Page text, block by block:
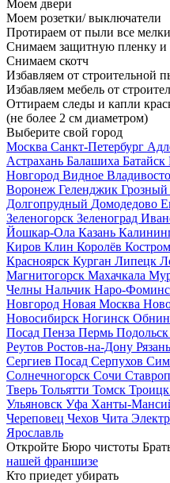
Моем двери
Моем розетки/ выключатели
Протираем от пыли все
Снимаем защитную пленку и
Снимаем скотч
Избавляем от строительной
Избавляем мебель от
Оттираем следы и капли
(не более 2 см диаметром)
Выберите свой город
Москва Санкт-Петербург
Астрахань Балашиха Батайск
Новгород Видное
Воронеж Геленджик Грозный
Долгопрудный Домодедово
Зеленогорск Зеленоград
Йошкар-Ола Казань
Киров Клин Королёв
Красноярск Курган Липецк
Магнитогорск Махачкала
Челны Нальчик Наро-
Новгород Новая Москва
Новосибирск Ногинск
Посад Пенза Пермь Подольск
Реутов Ростов-на-Дону Рязань
Сергиев Посад Серпухов
Солнечногорск Сочи
Тверь Тольятти Томск Троицк
Ульяновск Уфа Ханты-
Череповец Чехов Чита
Ярославль
Откройте Бюро чистоты
нашей франшизе
Кто приедет убирать